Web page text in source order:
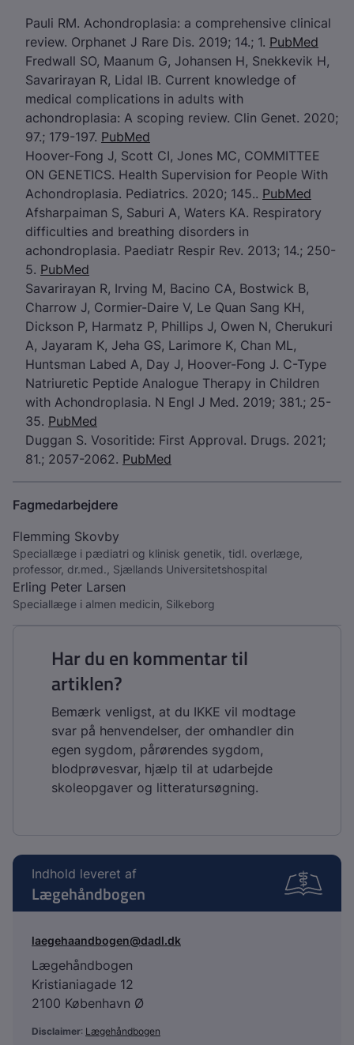
Pauli RM. Achondroplasia: a comprehensive clinical
review. Orphanet J Rare Dis. 2019; 14.; 1. PubMed
Fredwall SO, Maanum G, Johansen H, Snekkevik H,
Savarirayan R, Lidal IB. Current knowledge of
medical complications in adults with
achondroplasia: A scoping review. Clin Genet. 2020;
97.; 179-197. PubMed
Hoover-Fong J, Scott CI, Jones MC, COMMITTEE
ON GENETICS. Health Supervision for People With
Achondroplasia. Pediatrics. 2020; 145.. PubMed
Afsharpaiman S, Saburi A, Waters KA. Respiratory
difficulties and breathing disorders in
achondroplasia. Paediatr Respir Rev. 2013; 14.; 250-
5. PubMed
Savarirayan R, Irving M, Bacino CA, Bostwick B,
Charrow J, Cormier-Daire V, Le Quan Sang KH,
Dickson P, Harmatz P, Phillips J, Owen N, Cherukuri
A, Jayaram K, Jeha GS, Larimore K, Chan ML,
Huntsman Labed A, Day J, Hoover-Fong J. C-Type
Natriuretic Peptide Analogue Therapy in Children
with Achondroplasia. N Engl J Med. 2019; 381.; 25-
35. PubMed
Duggan S. Vosoritide: First Approval. Drugs. 2021;
81.; 2057-2062. PubMed
Fagmedarbejdere
Flemming Skovby
Speciallæge i pædiatri og klinisk genetik, tidl. overlæge,
professor, dr.med., Sjællands Universitetshospital
Erling Peter Larsen
Speciallæge i almen medicin, Silkeborg
Har du en kommentar til
artiklen?
Bemærk venligst, at du IKKE vil modtage
svar på henvendelser, der omhandler din
egen sygdom, pårørendes sygdom,
blodprøvesvar, hjælp til at udarbejde
skoleopgaver og litteratursøgning.
Indhold leveret af
Lægehåndbogen
laegehaandbogen@dadl.dk
Lægehåndbogen
Kristianiagade 12
2100 København Ø
Disclaimer: Lægehåndbogen